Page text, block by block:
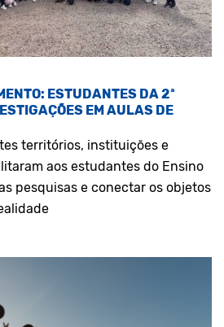
ESTUDANTES DA 2ª
EM AULAS DE
territórios, instituições e
aos estudantes do Ensino
pesquisas e conectar os objetos